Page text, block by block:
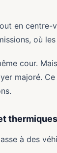
en centre-
où
cour.
majoré.
à des